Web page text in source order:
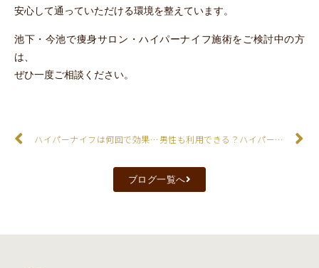
安心して通っていただける環境を整えています。
池下・今池で痩身サロン・ハイパーナイフ施術をご検討中の方
は、
ぜひ一度ご相談ください。
ハイパーナイフは何回で効果が出る？痩身・ダイエットの目安を解説 男性も利用できる？ハイパーナイフ対応の痩身サロンについて
ブログ一覧へ